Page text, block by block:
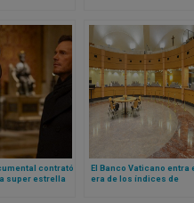
del Vaticano
contrató
super estrella
El Banco Vaticano entra
era de los índices de